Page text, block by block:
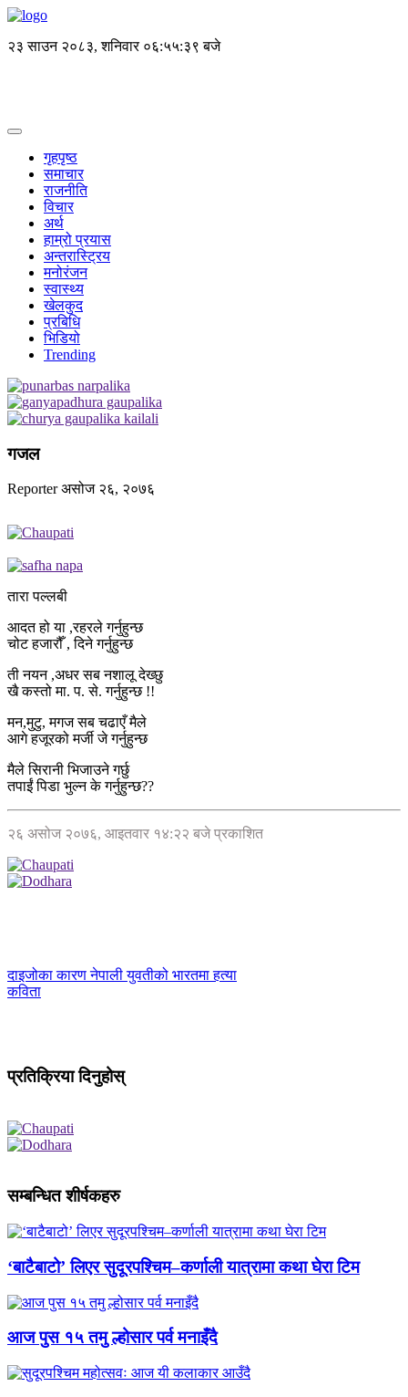
२३ साउन २०८३, शनिवार ०६:५५:३९ बजे
गृहपृष्ठ
समाचार
राजनीति
विचार
अर्थ
हाम्रो प्रयास
अन्तरास्ट्रिय
मनोरंजन
स्वास्थ्य
खेलकुद
प्रबिधि
भिडियो
Trending
गजल
Reporterअसोज २६, २०७६
तारा पल्लबी
आदत हो या ,रहरले गर्नुहुन्छ
चोट हजारौँ , दिने गर्नुहुन्छ
ती नयन ,अधर सब नशालू देख्छु
खै कस्तो मा. प. से. गर्नुहुन्छ !!
मन,मुटु, मगज सब चढाएँ मैले
आगे हजूरको मर्जी जे गर्नुहुन्छ
मैले सिरानी भिजाउने गर्छु
तपाईं पिडा भुल्न के गर्नुहुन्छ??
२६ असोज २०७६, आइतवार १४:२२ बजे प्रकाशित
दाइजोका कारण नेपाली युवतीको भारतमा हत्या
कविता
प्रतिक्रिया दिनुहोस्
सम्बन्धित शीर्षकहरु
‘बाटैबाटो’ लिएर सुदूरपश्चिम–कर्णाली यात्रामा कथा घेरा टिम
आज पुस १५ तमु ल्होसार पर्व मनाइँदै